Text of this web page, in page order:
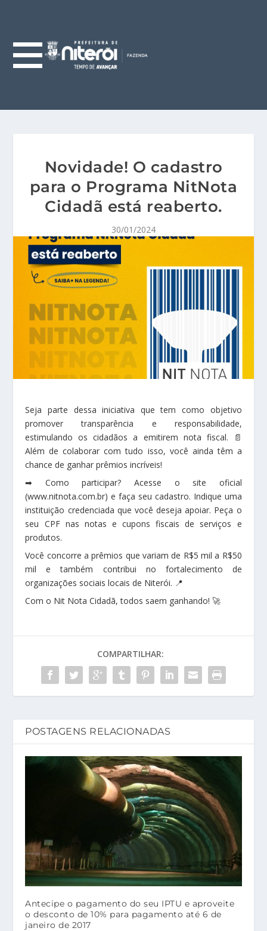
Novidade! O cadastro
para o Programa NitNota
Cidadã está reaberto.
30/01/2024
Seja parte dessa iniciativa que tem como objetivo
promover transparência e responsabilidade,
estimulando os cidadãos a emitirem nota fiscal. 📄
Além de colaborar com tudo isso, você ainda têm a
chance de ganhar prêmios incríveis!
➡ Como participar? Acesse o site oficial
(www.nitnota.com.br) e faça seu cadastro. Indique uma
instituição credenciada que você deseja apoiar. Peça o
seu CPF nas notas e cupons fiscais de serviços e
produtos.
Você concorre a prêmios que variam de R$5 mil a R$50
mil e também contribui no fortalecimento de
organizações sociais locais de Niterói. 📍
Com o Nit Nota Cidadã, todos saem ganhando! 🚀
COMPARTILHAR:
POSTAGENS RELACIONADAS
Antecipe o pagamento do seu IPTU e aproveite
o desconto de 10% para pagamento até 6 de
janeiro de 2017